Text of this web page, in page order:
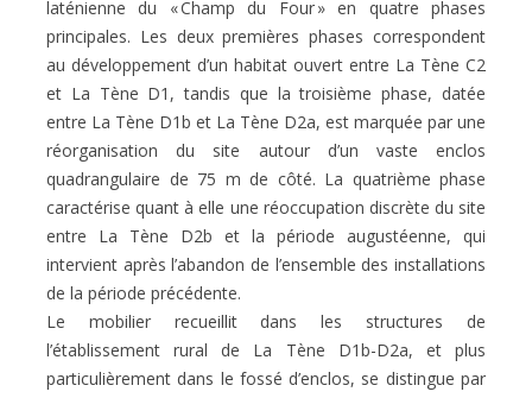
laténienne du « Champ du Four » en quatre phases
principales. Les deux premières phases correspondent
au développement d’un habitat ouvert entre La Tène C2
et La Tène D1, tandis que la troisième phase, datée
entre La Tène D1b et La Tène D2a, est marquée par une
réorganisation du site autour d’un vaste enclos
quadrangulaire de 75 m de côté. La quatrième phase
caractérise quant à elle une réoccupation discrète du site
entre La Tène D2b et la période augustéenne, qui
intervient après l’abandon de l’ensemble des installations
de la période précédente.
Le mobilier recueillit dans les structures de
l’établissement rural de La Tène D1b-D2a, et plus
particulièrement dans le fossé d’enclos, se distingue par